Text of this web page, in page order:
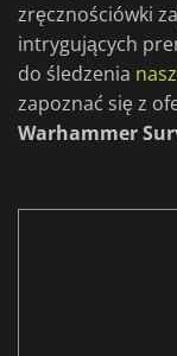
zręcznościówki
intrygujących
do śledzenia
zapoznać się z
Warhammer